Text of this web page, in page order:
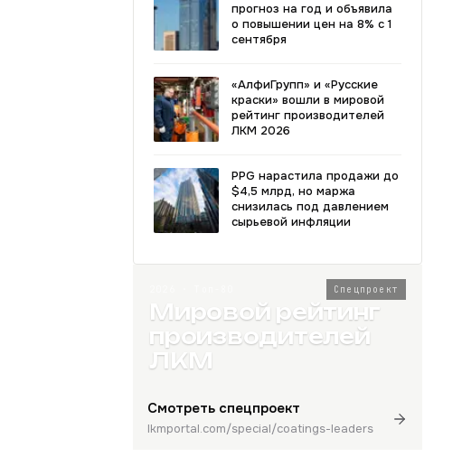
прогноз на год и объявила
о повышении цен на 8% с 1
сентября
«АлфиГрупп» и «Русские
краски» вошли в мировой
рейтинг производителей
ЛКМ 2026
PPG нарастила продажи до
$4,5 млрд, но маржа
снизилась под давлением
сырьевой инфляции
Спецпроект
Мировой рейтинг
производителей
ЛКМ
Смотреть спецпроект
lkmportal.com/special/coatings-leaders